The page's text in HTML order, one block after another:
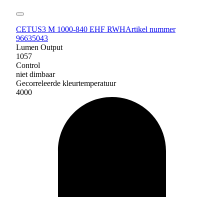
CETUS3 M 1000-840 EHF RWHArtikel nummer
96635043
Lumen Output
1057
Control
niet dimbaar
Gecorreleerde kleurtemperatuur
4000